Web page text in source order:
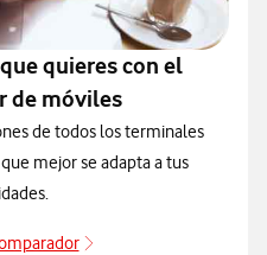
quieres con el
de móviles
de todos los terminales
mejor se adapta a tus